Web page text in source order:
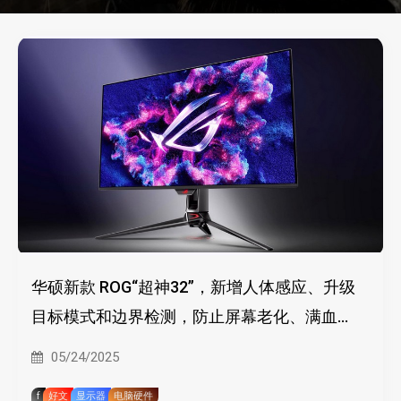
华硕新款 ROG“超神32”，新增人体感应、升级
目标模式和边界检测，防止屏幕老化、满血
DP2.1
05/24/2025
f 好文 显示器 电脑硬件